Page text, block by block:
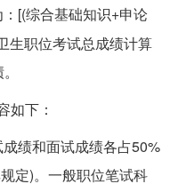
[(综合基础知识+申论
生职位考试总成绩计算
如下：
绩和面试成绩各占50%
定)。一般职位笔试科